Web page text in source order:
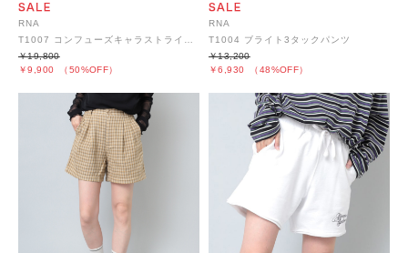
RNA
￥9,900 （50%OFF）
￥19,800
RNA
T1004 ブライト3タックパンツ
￥6,930 （48%OFF）
￥13,200